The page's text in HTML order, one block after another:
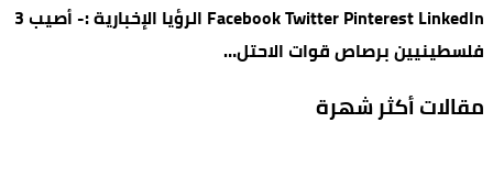
Facebook Twitter Pinterest LinkedIn الرؤيا الإخبارية :- أصيب 3
فلسطينيين برصاص قوات الاحتل…
مقالات أكثر شهرة